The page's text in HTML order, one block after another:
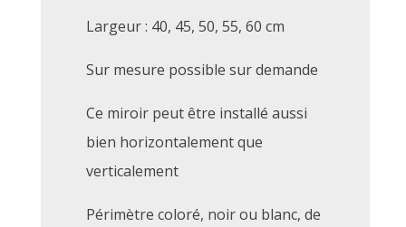
Largeur : 40, 45, 50, 55, 60 cm
Sur mesure possible sur demande
Ce miroir peut être installé aussi
bien horizontalement que
verticalement
Périmètre coloré, noir ou blanc, de